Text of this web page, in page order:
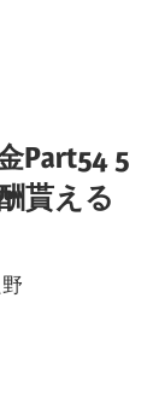
Part54 5
貰える